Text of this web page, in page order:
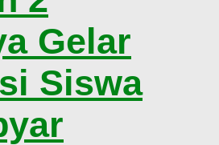
Gelar
Siswa